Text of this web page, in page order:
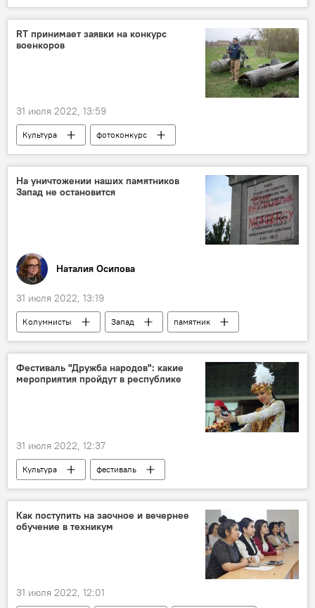
Турция
зерно
RT принимает заявки на конкурс
военкоров
31 июля 2022, 13:59
Культура
фотоконкурс
конкурс фотографий
На уничтожении наших памятников
Запад не остановится
Наталия Осипова
31 июля 2022, 13:19
Колумнисты Запад
памятник
вандализм
Фестиваль "Дружба народов": какие
мероприятия пройдут в республике
31 июля 2022, 12:37
Культура
фестиваль
дружба народов
Как поступить на заочное и вечернее
обучение в техникум
31 июля 2022, 12:01